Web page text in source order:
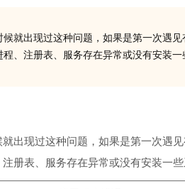
就出现过这种问题，如果是第一次遇
、注册表、服务存在异常或没有安装一
出现过这种问题，如果是第一次遇
册表、服务存在异常或没有安装一